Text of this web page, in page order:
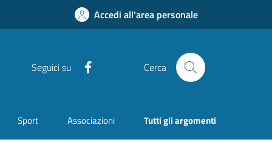
Accedi all'area personale
Seguici su Cerca
Sport Associazioni Tutti gli argomenti